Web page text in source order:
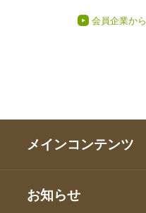
会員企業か
メインコンテンツ
お知らせ